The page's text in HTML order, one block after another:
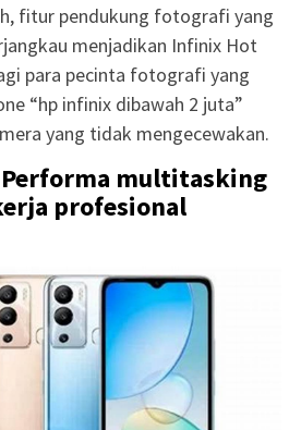
fitur pendukung fotografi yang
menjadikan Infinix Hot
para pecinta fotografi yang
“hp infinix dibawah 2 juta”
yang tidak mengecewakan.
multitasking
profesional